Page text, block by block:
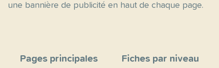
une bannière de publicité en haut de chaque page.
Pages principales Fiches par niveau